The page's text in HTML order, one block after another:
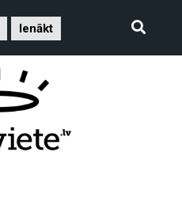
Ienākt